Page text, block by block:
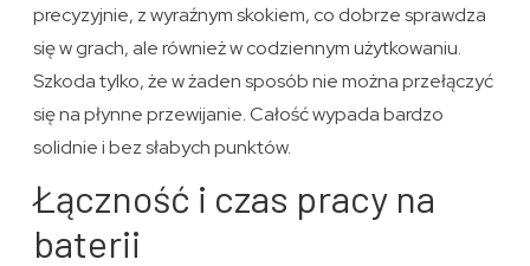
precyzyjnie, z wyraźnym skokiem, co dobrze sprawdza
się w grach, ale również w codziennym użytkowaniu.
Szkoda tylko, że w żaden sposób nie można przełączyć
się na płynne przewijanie. Całość wypada bardzo
solidnie i bez słabych punktów.
Łączność i czas pracy na
baterii